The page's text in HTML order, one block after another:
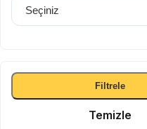
Filtrele
Temizle